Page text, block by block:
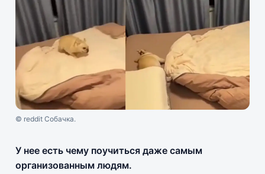
© reddit Собачка.
У нее есть чему поучиться даже самым
организованным людям.